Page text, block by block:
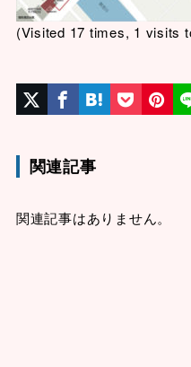
(Visited 17 times, 1 visits
関連記事
関連記事はありません。